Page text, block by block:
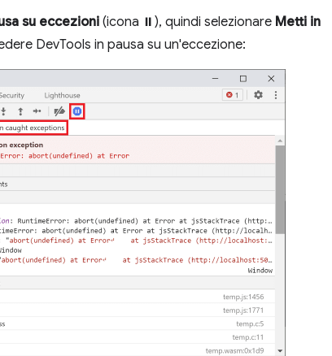
su eccezioni(icona ⏸), quindi selezionare Metti in
DevTools in pausa su un'eccezione: